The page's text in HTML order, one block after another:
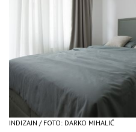
INDIZAJN / FOTO: DARKO MIHALIĆ